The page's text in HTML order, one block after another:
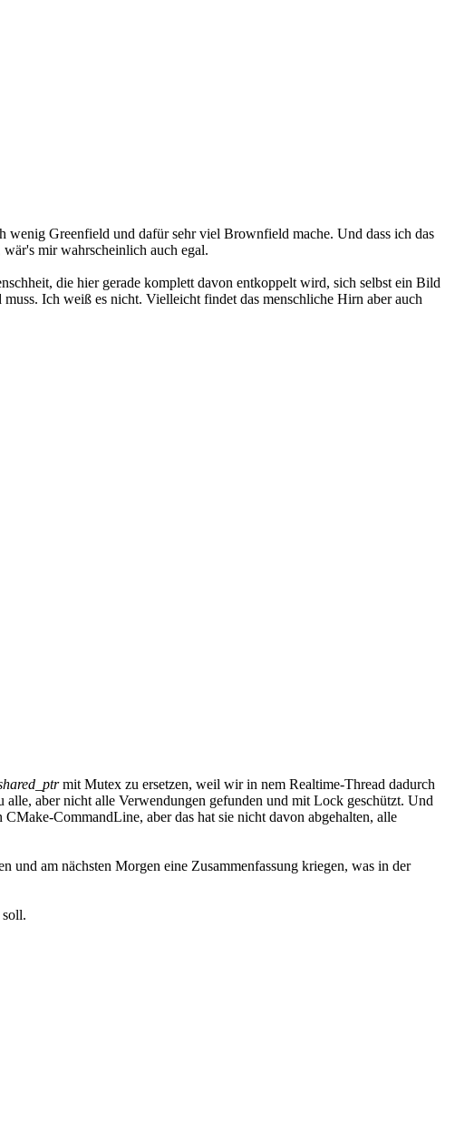
Greenfield und dafür sehr viel Brownfield mache. Und dass ich das
mir wahrscheinlich auch egal.
die hier gerade komplett davon entkoppelt wird, sich selbst ein Bild
Ich weiß es nicht. Vielleicht findet das menschliche Hirn aber auch
mit Mutex zu ersetzen, weil wir in nem Realtime-Thread dadurch
aber nicht alle Verwendungen gefunden und mit Lock geschützt. Und
CommandLine, aber das hat sie nicht davon abgehalten, alle
und am nächsten Morgen eine Zusammenfassung kriegen, was in der